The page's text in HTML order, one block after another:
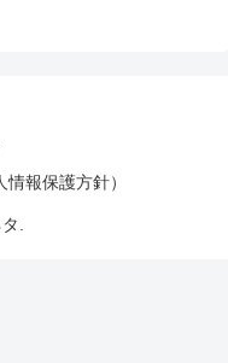
報保護方針）
.